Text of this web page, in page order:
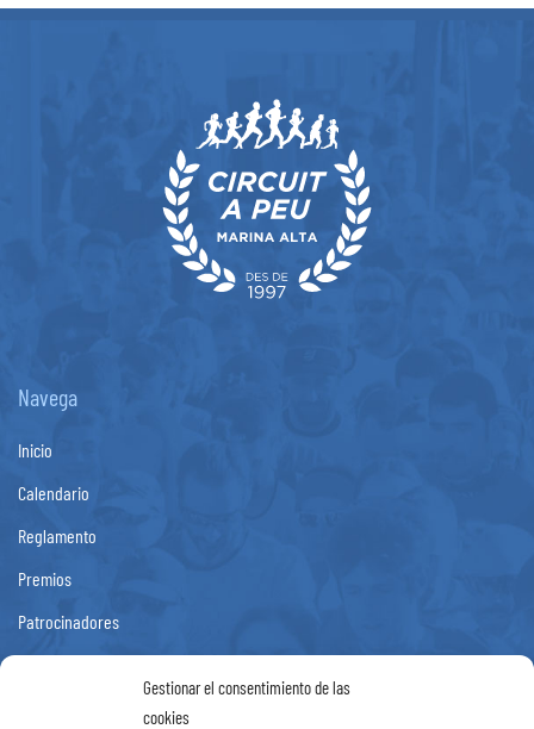
Gestionar el consentimiento de las
cookies
Navega
Inicio
Calendario
Reglamento
Premios
Patrocinadores